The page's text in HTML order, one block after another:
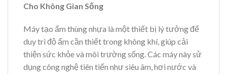
Cho Không Gian Sống
Máy tạo ẩm thùng nhựa là một thiết bị lý tưởng để
duy trì độ ẩm cần thiết trong không khí, giúp cải
thiện sức khỏe và môi trường sống. Các máy này sử
dụng công nghệ tiên tiến như siêu âm, hơi nước và